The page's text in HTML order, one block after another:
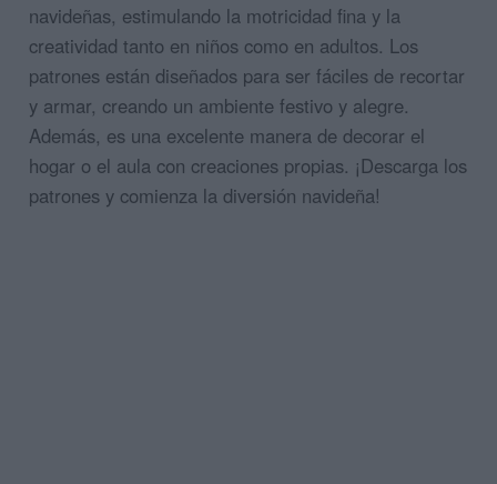
navideñas, estimulando la motricidad fina y la
creatividad tanto en niños como en adultos. Los
patrones están diseñados para ser fáciles de recortar
y armar, creando un ambiente festivo y alegre.
Además, es una excelente manera de decorar el
hogar o el aula con creaciones propias. ¡Descarga los
patrones y comienza la diversión navideña!